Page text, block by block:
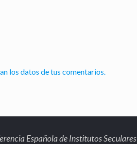
los datos de tus comentarios.
Española de Institutos Seculares